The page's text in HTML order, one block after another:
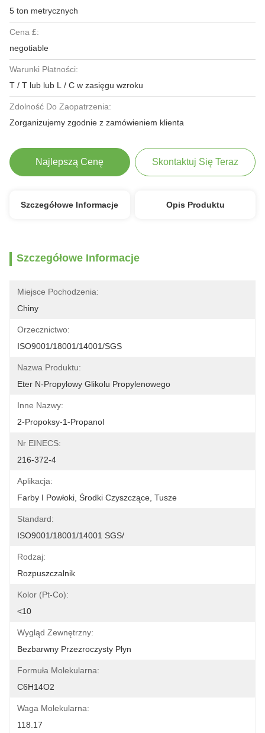
5 ton metrycznych
Cena £:
negotiable
Warunki Płatności:
T / T lub lub L / C w zasięgu wzroku
Zdolność Do Zaopatrzenia:
Zorganizujemy zgodnie z zamówieniem klienta
Najlepszą Cenę Skontaktuj Się Teraz
Szczegółowe Informacje Opis Produktu
Szczegółowe Informacje
Miejsce Pochodzenia:
Chiny
Orzecznictwo:
ISO9001/18001/14001/SGS
Nazwa Produktu:
Eter N-Propylowy Glikolu Propylenowego
Inne Nazwy:
2-Propoksy-1-Propanol
Nr EINECS:
216-372-4
Aplikacja:
Farby I Powłoki, Środki Czyszczące, Tusze
Standard:
ISO9001/18001/14001 SGS/
Rodzaj:
Rozpuszczalnik
Kolor (Pt-Co):
<10
Wygląd Zewnętrzny:
Bezbarwny Przezroczysty Płyn
Formuła Molekularna:
C6H14O2
Waga Molekularna:
118.17